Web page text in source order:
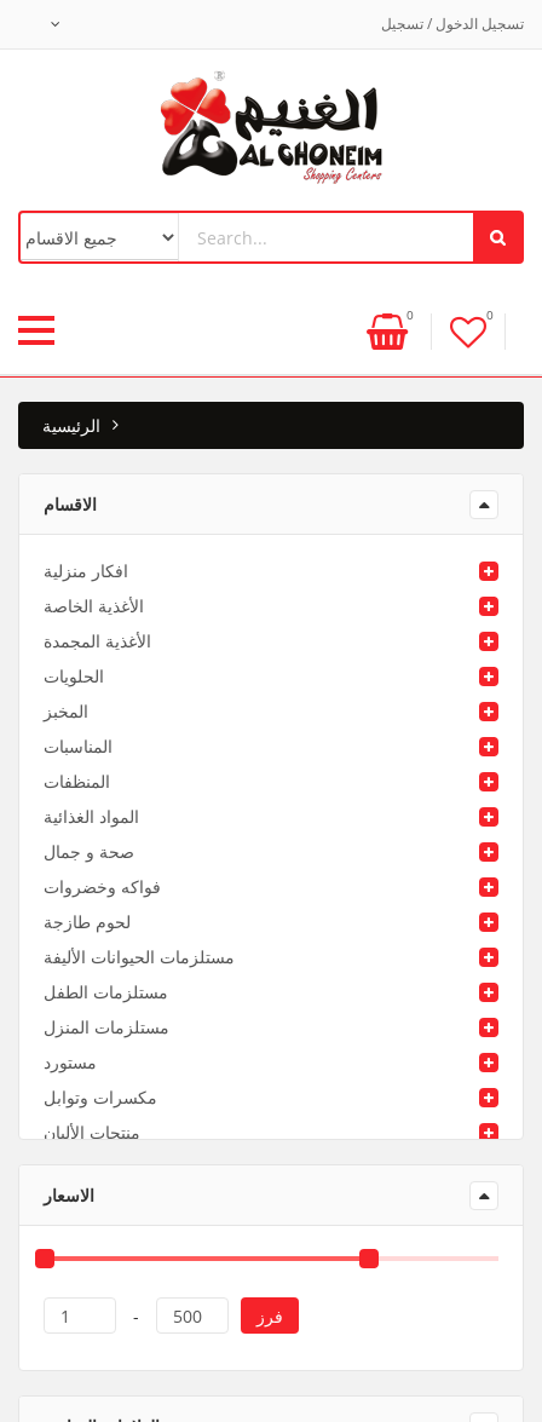
تسجيل الدخول / تسجيل
0 0
الرئيسية
الاقسام
افكار منزلية
الأغذية الخاصة
الأغذية المجمدة
الحلويات
المخبز
المناسبات
المنظفات
المواد الغذائية
صحة و جمال
فواكه وخضروات
لحوم طازجة
مستلزمات الحيوانات الأليفة
مستلزمات الطفل
مستلزمات المنزل
مستورد
مكسرات وتوابل
منتجات الألبان
الاسعار
1 - 500 فرز